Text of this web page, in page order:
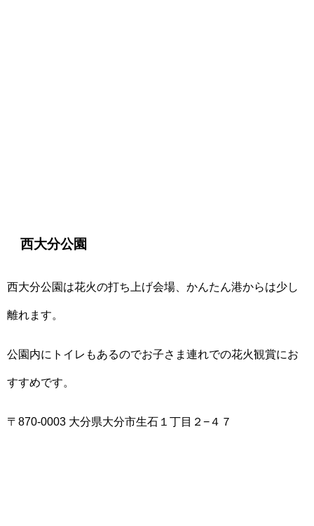
西大分公園
西大分公園は花火の打ち上げ会場、かんたん港からは少し
離れます。
公園内にトイレもあるのでお子さま連れでの花火観賞にお
すすめです。
〒870-0003 大分県大分市生石１丁目２−４７